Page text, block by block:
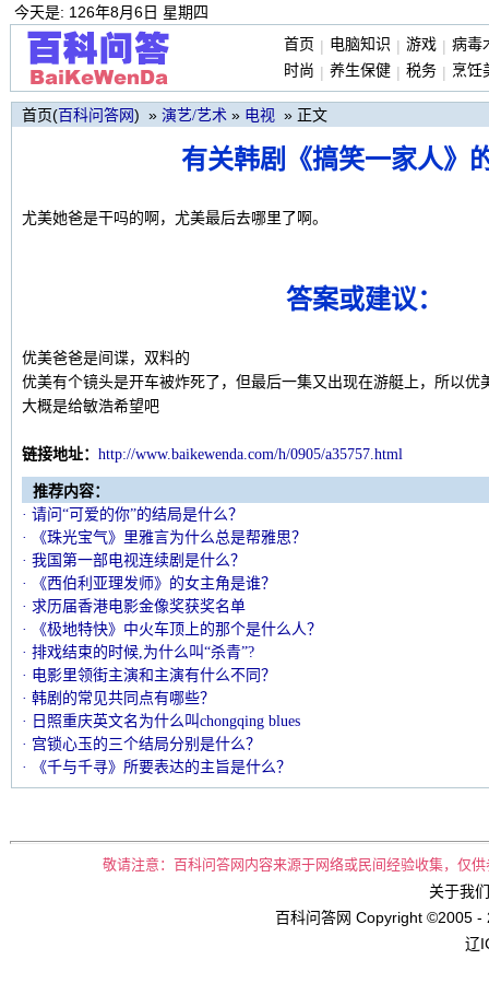
今天是: 126年8月6日 星期四
首页 | 电脑知识 | 游戏 | 病毒
时尚 | 养生保健 | 税务 | 烹饪
首页(百科问答网 ) » 演艺/艺术 » 电视 » 正文
有关韩剧《搞笑一家人》
尤美她爸是干吗的啊，尤美最后去哪里了啊。
答案或建议：
优美爸爸是间谍，双料的
优美有个镜头是开车被炸死了，但最后一集又出现在游艇上，所以优
大概是给敏浩希望吧
链接地址： http://www.baikewenda.com/h/0905/a35757.html
推荐内容：
· 请问“可爱的你”的结局是什么？
· 《珠光宝气》里雅言为什么总是帮雅思？
· 我国第一部电视连续剧是什么？
· 《西伯利亚理发师》的女主角是谁？
· 求历届香港电影金像奖获奖名单
· 《极地特快》中火车顶上的那个是什么人？
· 排戏结束的时候,为什么叫“杀青”?
· 电影里领街主演和主演有什么不同？
· 韩剧的常见共同点有哪些？
· 日照重庆英文名为什么叫chongqing blues
· 宫锁心玉的三个结局分别是什么？
· 《千与千寻》所要表达的主旨是什么？
敬请注意：百科问答网内容来源于网络或民间经验收集，仅
关于我
百科问答网 Copyright ©2005 -
辽